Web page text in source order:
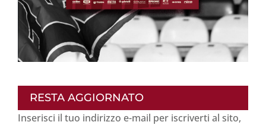
RESTA AGGIORNATO
Inserisci il tuo indirizzo e-mail per iscriverti al sito,